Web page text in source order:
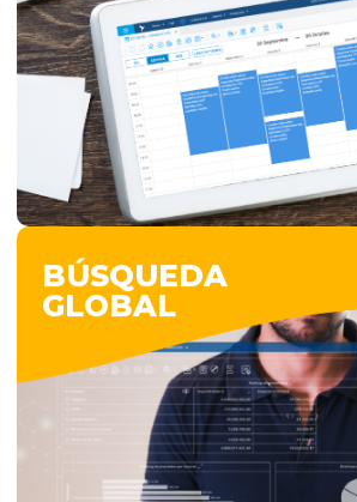
sofisticado set de funciones
el cálculo de fechas y
de los días y horas
BÚSQUEDA
GLOBAL
MyLogic simplifica la
información con su motor Full
que permite encontrar cualquier
del sistema, incluyendo
usando cualquier palabra o
palabras, tal como en un motor